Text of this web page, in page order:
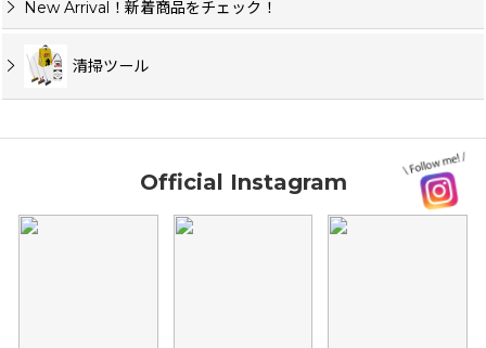
New Arrival！新着商品をチェック！
清掃ツール
Official Instagram